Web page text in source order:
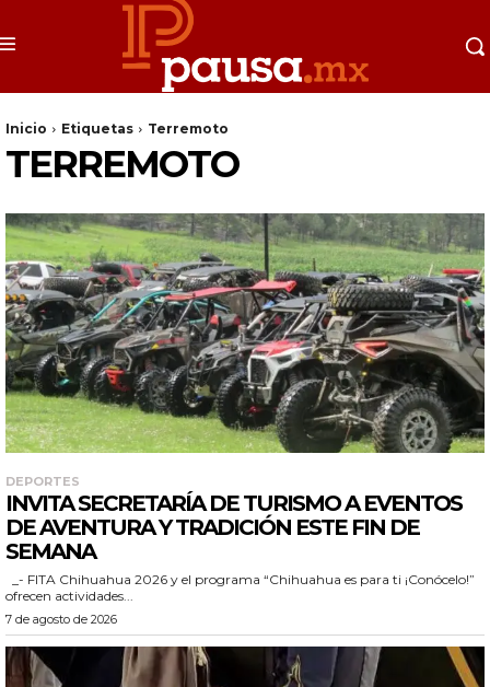
Inicio Etiquetas Terremoto
TERREMOTO
DEPORTES
INVITA SECRETARÍA DE TURISMO A EVENTOS
DE AVENTURA Y TRADICIÓN ESTE FIN DE
SEMANA
ofrecen actividades...
7 de agosto de 2026